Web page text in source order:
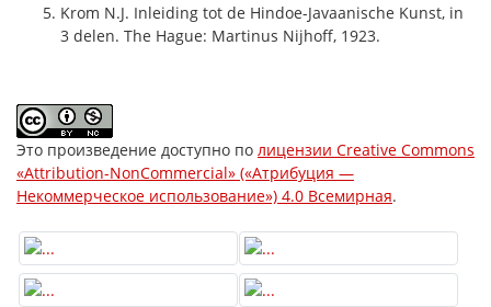
Это произведение доступно по лицензии Creative Commons
«Attribution-NonCommercial» («Атрибуция —
Некоммерческое использование») 4.0 Всемирная.
Krom N.J. Inleiding tot de Hindoe-Javaanische Kunst, in
3 delen. The Hague: Martinus Nijhoff, 1923.